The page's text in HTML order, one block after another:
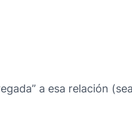
a esa relación